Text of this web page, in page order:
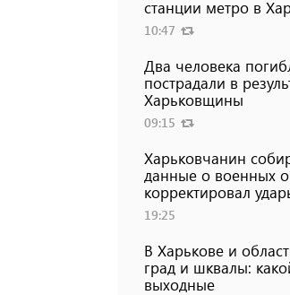
станции метро в
10:47
Два человека
пострадали в
Харьковщины
09:15
Харьковчанин
данные о военных
корректировал
19:25
В Харькове и
град и шквалы:
выходные